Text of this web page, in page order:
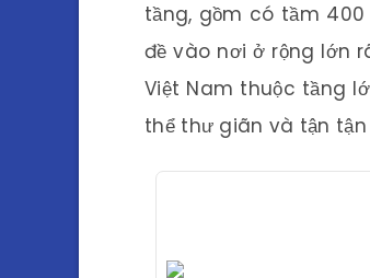
tầng, gồm có tầm
đề vào nơi ở rộng lớn
Việt Nam thuộc tầng
thể thư giãn và tận